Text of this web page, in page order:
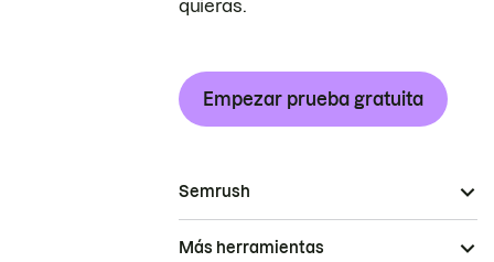
quieras.
Empezar prueba gratuita
Semrush
Más herramientas